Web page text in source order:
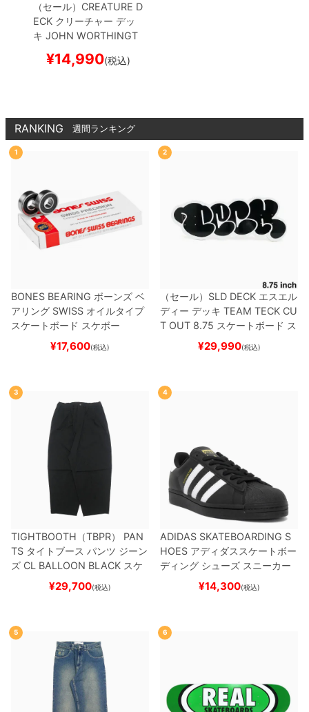
（セール） CREATURE D
ECK クリーチャー デッ
キ JOHN WORTHINGT
スケートボード スケボー
¥14,990(税込)
RANKING 週間ランキング
1
BONES BEARING ボーンズ ベ
アリング SWISS オイルタイプ
スケートボード スケボー
¥17,600(税込)
2
（セール） SLD DECK エスエル
ディー デッキ TEAM TECK CU
T OUT 8.75 スケートボード ス
¥29,990(税込)
3
TIGHTBOOTH（TBPR） PAN
TS タイトブース パンツ ジーン
ズ CL BALLOON BLACK スケ
ートボード スケボー
¥29,700(税込)
4
ADIDAS SKATEBOARDING S
HOES アディダススケートボー
ディング シューズ スニーカー
スーパースター SUPERSTAR A
BLACK/WHITE/WHITE
ー
¥14,300(税込)
5 6